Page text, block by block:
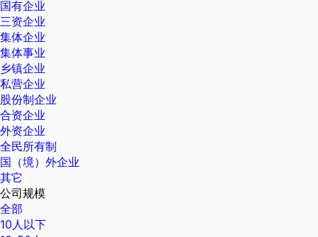
国有企业
三资企业
集体企业
集体事业
乡镇企业
私营企业
股份制企业
合资企业
外资企业
全民所有制
国（境）外企业
其它
公司规模
全部
10人以下